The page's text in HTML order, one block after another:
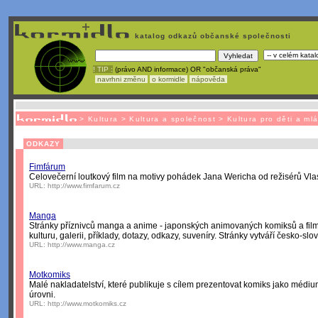
katalog odkazů občanské společnosti
! TIP : (právo AND informace) OR "občanská práva"
navrhni změnu
o kormidle nápověda
> Kultura > Kultura a společnost > Kultura pro děti a
ODKAZY
Fimfárum
Celovečerní loutkový film na motivy pohádek Jana Wericha od režisérů
URL: http://www.fimfarum.cz
Manga
Stránky příznivců manga a anime - japonských animovaných komiksů a
kulturu, galerii, příklady, dotazy, odkazy, suveníry. Stránky vytváří česko-
URL: http://www.manga.cz
Motkomiks
Malé nakladatelství, které publikuje s cílem prezentovat komiks jako
úrovni.
URL: http://www.motkomiks.cz